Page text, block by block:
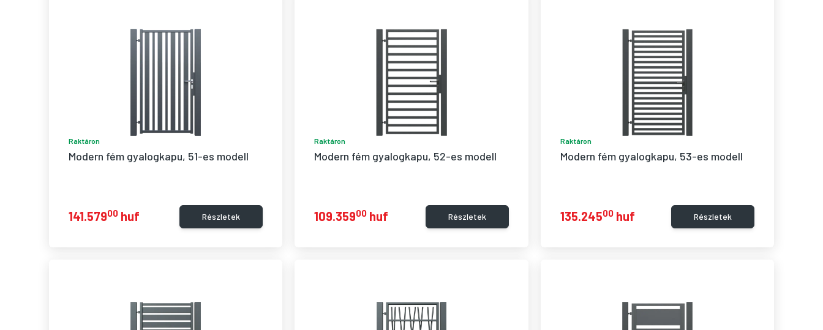
Raktáron
Modern fém gyalogkapu, 51-es modell
141.57900 huf Részletek
Raktáron
Modern fém gyalogkapu, 52-es modell
109.35900 huf Részletek
Raktáron
Modern fém gyalogkapu, 53-es modell
135.24500 huf Részletek